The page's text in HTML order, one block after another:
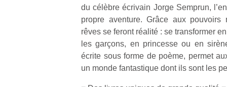
du célèbre écrivain Jorge Semprun,
propre aventure. Grâce aux pouvoirs
rêves se feront réalité : se transformer
les garçons, en princesse ou en
écrite sous forme de poème, permet
un monde fantastique dont ils sont les